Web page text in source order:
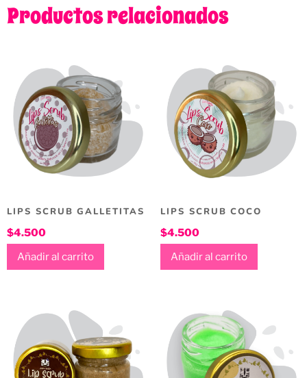
Productos relacionados
LIPS SCRUB GALLETITAS
$4.500
Añadir al carrito
LIPS SCRUB COCO
$4.500
Añadir al carrito